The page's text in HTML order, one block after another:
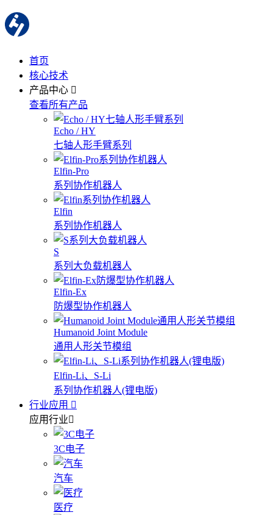
首页
核心技术
产品中心
查看所有产品
Echo / HY
七轴人形手臂系列
Elfin-Pro
系列协作机器人
Elfin
系列协作机器人
S
系列大负载机器人
Elfin-Ex
防爆型协作机器人
Humanoid Joint Module
通用人形关节模组
Elfin-Li、S-Li
系列协作机器人(锂电版)
行业应用
应用行业
3C电子
汽车
医疗